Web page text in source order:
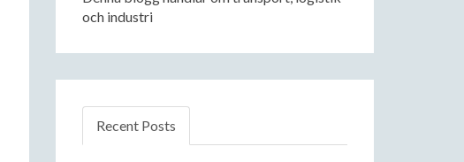
och industri
Recent Posts